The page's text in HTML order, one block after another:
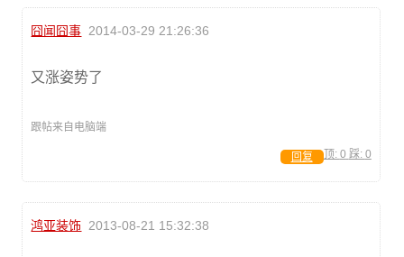
囧闻囧事 2014-03-29 21:26:36
又涨姿势了
跟帖来自电脑端
顶: 0 踩: 0
回复
鸿亚装饰 2013-08-21 15:32:38